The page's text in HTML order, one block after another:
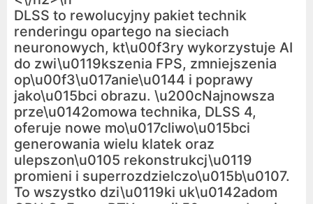
DLSS to rewolucyjny pakiet technik
renderingu opartego na sieciach
neuronowych, kt\u00f3ry wykorzystuje AI
do zwi\u0119kszenia FPS, zmniejszenia
op\u00f3\u017anie\u0144 i poprawy
jako\u015bci obrazu. \u200cNajnowsza
prze\u0142omowa technika, DLSS 4,
oferuje nowe mo\u017cliwo\u015bci
generowania wielu klatek oraz
ulepszon\u0105 rekonstrukcj\u0119
promieni i superrozdzielczo\u015b\u0107.
To wszystko dzi\u0119ki uk\u0142adom